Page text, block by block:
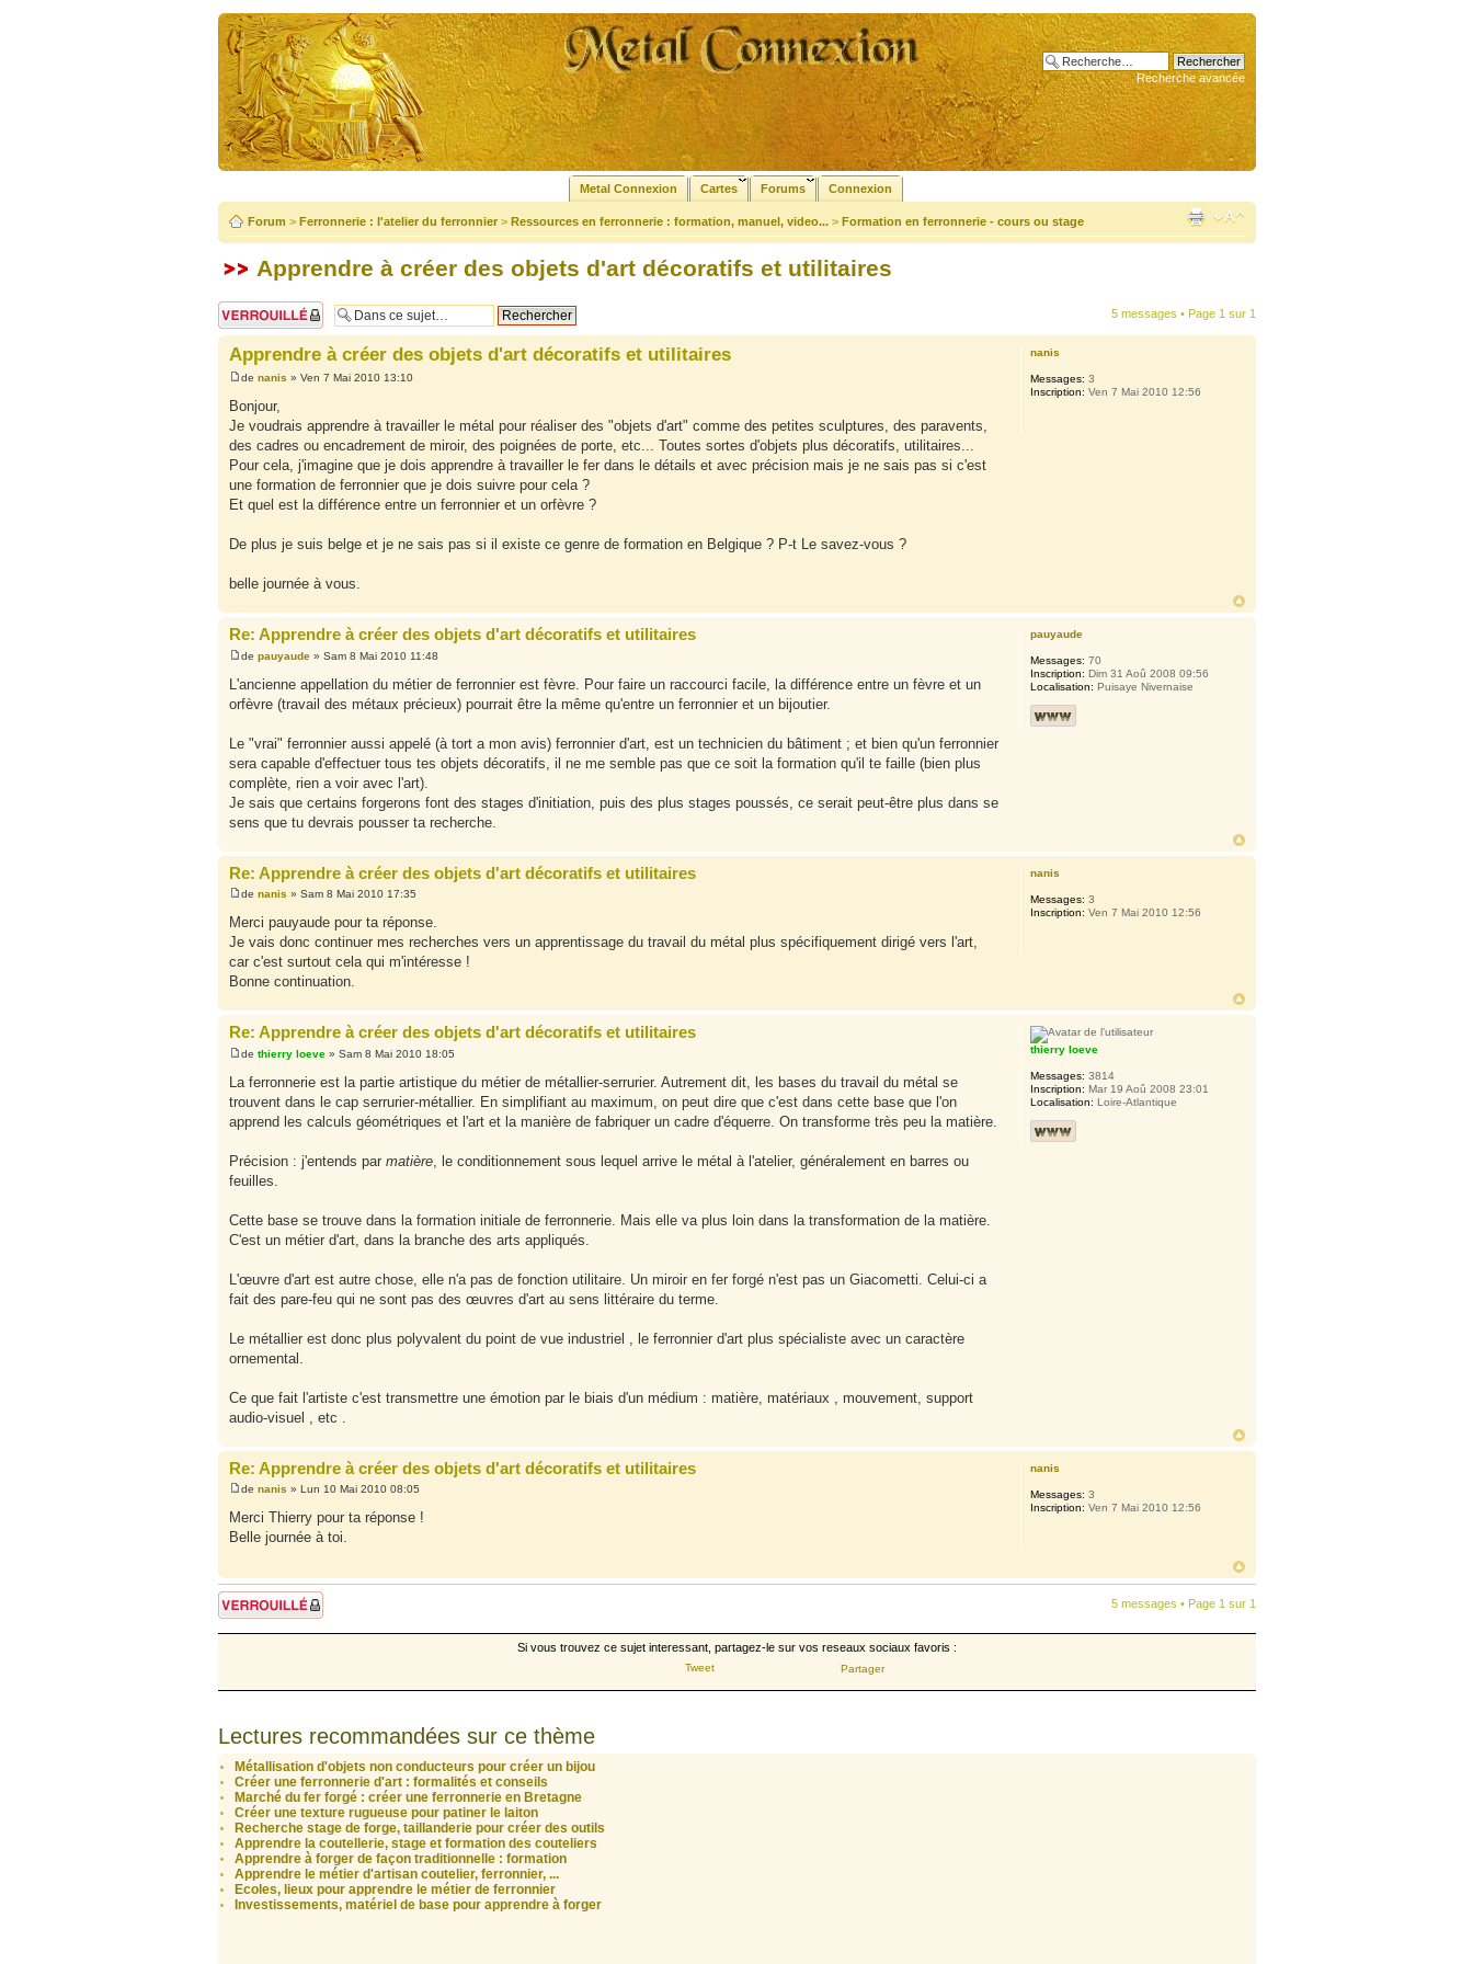
Recherche avancée
Metal Connexion Cartes Forums Connexion
Forum > Ferronnerie : l'atelier du ferronnier > Ressources en ferronnerie : formation, manuel, video... > Formation en ferronnerie - cours ou stage
Apprendre à créer des objets d'art décoratifs et utilitaires
Sujet verrouillé 5 messages • Page 1 sur 1
Apprendre à créer des objets d'art décoratifs et utilitaires
de nanis » Ven 7 Mai 2010 13:10
Bonjour,
Je voudrais apprendre à travailler le métal pour réaliser des "objets d'art" comme des petites sculptures, des paravents,
des cadres ou encadrement de miroir, des poignées de porte, etc... Toutes sortes d'objets plus décoratifs, utilitaires...
Pour cela, j'imagine que je dois apprendre à travailler le fer dans le détails et avec précision mais je ne sais pas si c'est
une formation de ferronnier que je dois suivre pour cela ?
Et quel est la différence entre un ferronnier et un orfèvre ?
De plus je suis belge et je ne sais pas si il existe ce genre de formation en Belgique ? P-t Le savez-vous ?
belle journée à vous.
nanis
Messages: 3
Inscription: Ven 7 Mai 2010 12:56
Re: Apprendre à créer des objets d'art décoratifs et utilitaires
de pauyaude» Sam 8 Mai 2010 11:48
L'ancienne appellation du métier de ferronnier est fèvre. Pour faire un raccourci facile, la différence entre un fèvre et un
orfèvre (travail des métaux précieux) pourrait être la même qu'entre un ferronnier et un bijoutier.
Le "vrai" ferronnier aussi appelé (à tort a mon avis) ferronnier d'art, est un technicien du bâtiment ; et bien qu'un ferronnier
sera capable d'effectuer tous tes objets décoratifs, il ne me semble pas que ce soit la formation qu'il te faille (bien plus
complète, rien a voir avec l'art).
Je sais que certains forgerons font des stages d'initiation, puis des plus stages poussés, ce serait peut-être plus dans se
sens que tu devrais pousser ta recherche.
pauyaude
Messages: 70
Inscription: Dim 31 Aoû 2008 09:56
Localisation: Puisaye Nivernaise
Re: Apprendre à créer des objets d'art décoratifs et utilitaires
de nanis » Sam 8 Mai 2010 17:35
Merci pauyaude pour ta réponse.
Je vais donc continuer mes recherches vers un apprentissage du travail du métal plus spécifiquement dirigé vers l'art,
car c'est surtout cela qui m'intéresse !
Bonne continuation.
nanis
Messages: 3
Inscription: Ven 7 Mai 2010 12:56
Re: Apprendre à créer des objets d'art décoratifs et utilitaires
de thierry loeve» Sam 8 Mai 2010 18:05
La ferronnerie est la partie artistique du métier de métallier-serrurier. Autrement dit, les bases du travail du métal se
trouvent dans le cap serrurier-métallier. En simplifiant au maximum, on peut dire que c'est dans cette base que l'on
apprend les calculs géométriques et l'art et la manière de fabriquer un cadre d'équerre. On transforme très peu la matière.
Précision : j'entends par matière, le conditionnement sous lequel arrive le métal à l'atelier, généralement en barres ou
feuilles.
Cette base se trouve dans la formation initiale de ferronnerie. Mais elle va plus loin dans la transformation de la matière.
C'est un métier d'art, dans la branche des arts appliqués.
L'œuvre d'art est autre chose, elle n'a pas de fonction utilitaire. Un miroir en fer forgé n'est pas un Giacometti. Celui-ci a
fait des pare-feu qui ne sont pas des œuvres d'art au sens littéraire du terme.
Le métallier est donc plus polyvalent du point de vue industriel , le ferronnier d'art plus spécialiste avec un caractère
ornemental.
Ce que fait l'artiste c'est transmettre une émotion par le biais d'un médium : matière, matériaux , mouvement, support
audio-visuel , etc .
thierry loeve
Messages: 3814
Inscription: Mar 19 Aoû 2008 23:01
Localisation: Loire-Atlantique
Re: Apprendre à créer des objets d'art décoratifs et utilitaires
de nanis » Lun 10 Mai 2010 08:05
Merci Thierry pour ta réponse !
Belle journée à toi.
nanis
Messages: 3
Inscription: Ven 7 Mai 2010 12:56
Sujet verrouillé 5 messages • Page 1 sur 1
Si vous trouvez ce sujet interessant, partagez-le sur vos reseaux sociaux favoris :
Tweet Partager
Lectures recommandées sur ce thème
Métallisation d'objets non conducteurs pour créer un bijou
Créer une ferronnerie d'art : formalités et conseils
Marché du fer forgé : créer une ferronnerie en Bretagne
Créer une texture rugueuse pour patiner le laiton
Recherche stage de forge, taillanderie pour créer des outils
Apprendre la coutellerie, stage et formation des couteliers
Apprendre à forger de façon traditionnelle : formation
Apprendre le métier d'artisan coutelier, ferronnier, ...
Ecoles, lieux pour apprendre le métier de ferronnier
Investissements, matériel de base pour apprendre à forger